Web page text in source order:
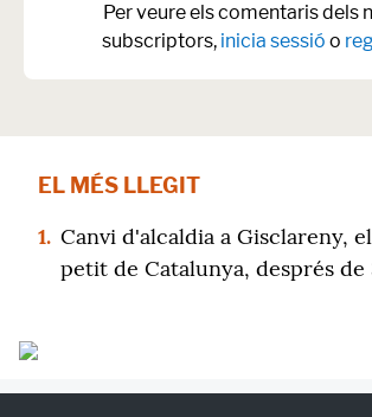
Per veure els comentaris dels
subscriptors, inicia sessió o
EL MÉS LLEGIT
1. Canvi d'alcaldia a Gisclareny,
petit de Catalunya, després de